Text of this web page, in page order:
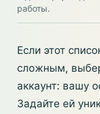
работы.
Если этот
сложным,
аккаунт: вашу
Задайте ей